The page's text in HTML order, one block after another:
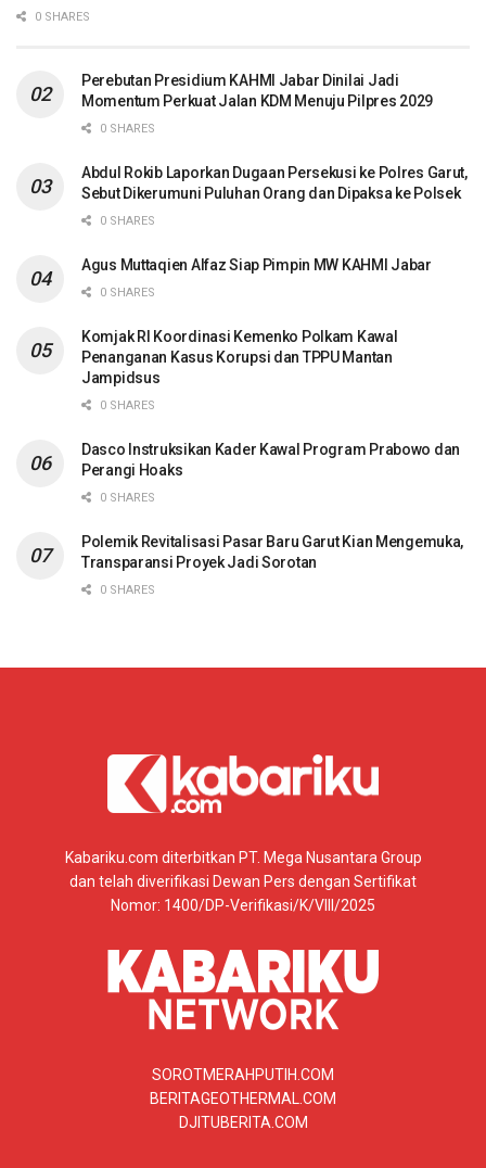
0 SHARES
Perebutan Presidium KAHMI Jabar Dinilai Jadi
Momentum Perkuat Jalan KDM Menuju Pilpres 2029
0 SHARES
Abdul Rokib Laporkan Dugaan Persekusi ke Polres Garut,
Sebut Dikerumuni Puluhan Orang dan Dipaksa ke Polsek
0 SHARES
Agus Muttaqien Alfaz Siap Pimpin MW KAHMI Jabar
0 SHARES
Komjak RI Koordinasi Kemenko Polkam Kawal
Penanganan Kasus Korupsi dan TPPU Mantan
Jampidsus
0 SHARES
Dasco Instruksikan Kader Kawal Program Prabowo dan
Perangi Hoaks
0 SHARES
Polemik Revitalisasi Pasar Baru Garut Kian Mengemuka,
Transparansi Proyek Jadi Sorotan
0 SHARES
Kabariku.com diterbitkan PT. Mega Nusantara Group
dan telah diverifikasi Dewan Pers dengan Sertifikat
Nomor: 1400/DP-Verifikasi/K/VIII/2025
SOROTMERAHPUTIH.COM
BERITAGEOTHERMAL.COM
DJITUBERITA.COM